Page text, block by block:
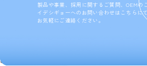
製品や事業、採用に関するご質問、OEMの
イデシギョーへのお問い合わせはこちらに
お気軽にご連絡ください。
製品情報